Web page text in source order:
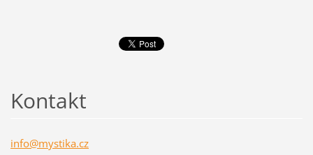
Kontakt
info@mystika.cz